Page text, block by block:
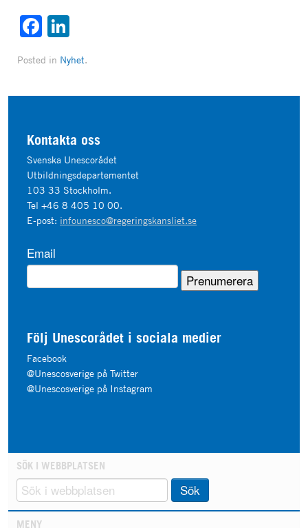
Facebook
LinkedIn
Posted in Nyhet.
Kontakta oss
Svenska Unescorådet
Utbildningsdepartementet
103 33 Stockholm.
Tel +46 8 405 10 00.
E-post: infounesco@regeringskansliet.se
Email
Följ Unescorådet i sociala medier
Facebook
@Unescosverige på Twitter
@Unescosverige på Instagram
SÖK I WEBBPLATSEN
Sök
MENY